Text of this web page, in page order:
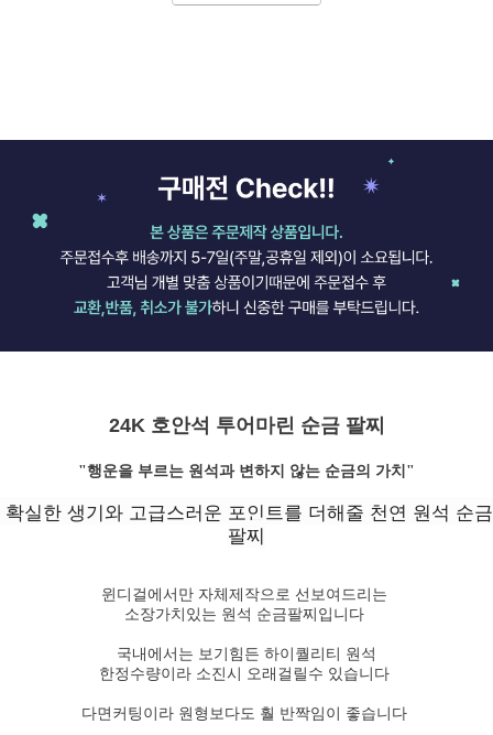
24K 호안석 투어마린 순금 팔찌
"행운을 부르는 원석과 변하지 않는 순금의 가치"
팔찌
윈디걸에서만 자체제작으로 선보여드리는
소장가치있는 원석 순금팔찌입니다
국내에서는 보기힘든 하이퀄리티 원석
한정수량이라 소진시 오래걸릴수 있습니다
다면커팅이라 원형보다도 훨 반짝임이 좋습니다